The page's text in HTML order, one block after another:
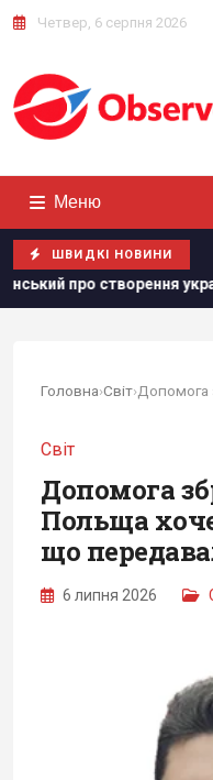
Четвер, 6 серпня 2026
Меню
ШВИДКІ НОВИНИ
української балістики
Головна›Світ›
Світ
Допомога
Польща
що
6 липня 2026